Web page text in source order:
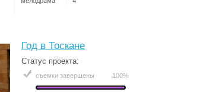
Год в Тоскане
Статус проекта:
съемки завершены 100%